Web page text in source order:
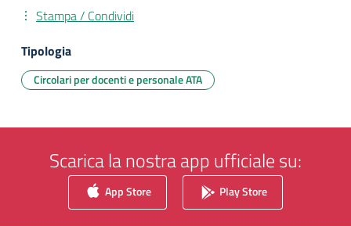
Stampa / Condividi
Tipologia
Circolari per docenti e personale ATA
Scarica la nostra app ufficiale su:
App Store Play Store